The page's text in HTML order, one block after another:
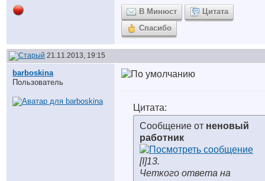
В Минюст
Цитата
Спасибо
21.11.2013, 19:15
barboskina
Пользователь
Цитата:
Сообщение от неновый
работник
[I]13.
Четкого ответа на